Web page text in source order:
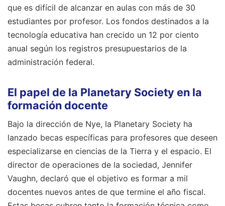
que es difícil de alcanzar en aulas con más de 30
estudiantes por profesor. Los fondos destinados a la
tecnología educativa han crecido un 12 por ciento
anual según los registros presupuestarios de la
administración federal.
El papel de la Planetary Society en la
formación docente
Bajo la dirección de Nye, la Planetary Society ha
lanzado becas específicas para profesores que deseen
especializarse en ciencias de la Tierra y el espacio. El
director de operaciones de la sociedad, Jennifer
Vaughn, declaró que el objetivo es formar a mil
docentes nuevos antes de que termine el año fiscal.